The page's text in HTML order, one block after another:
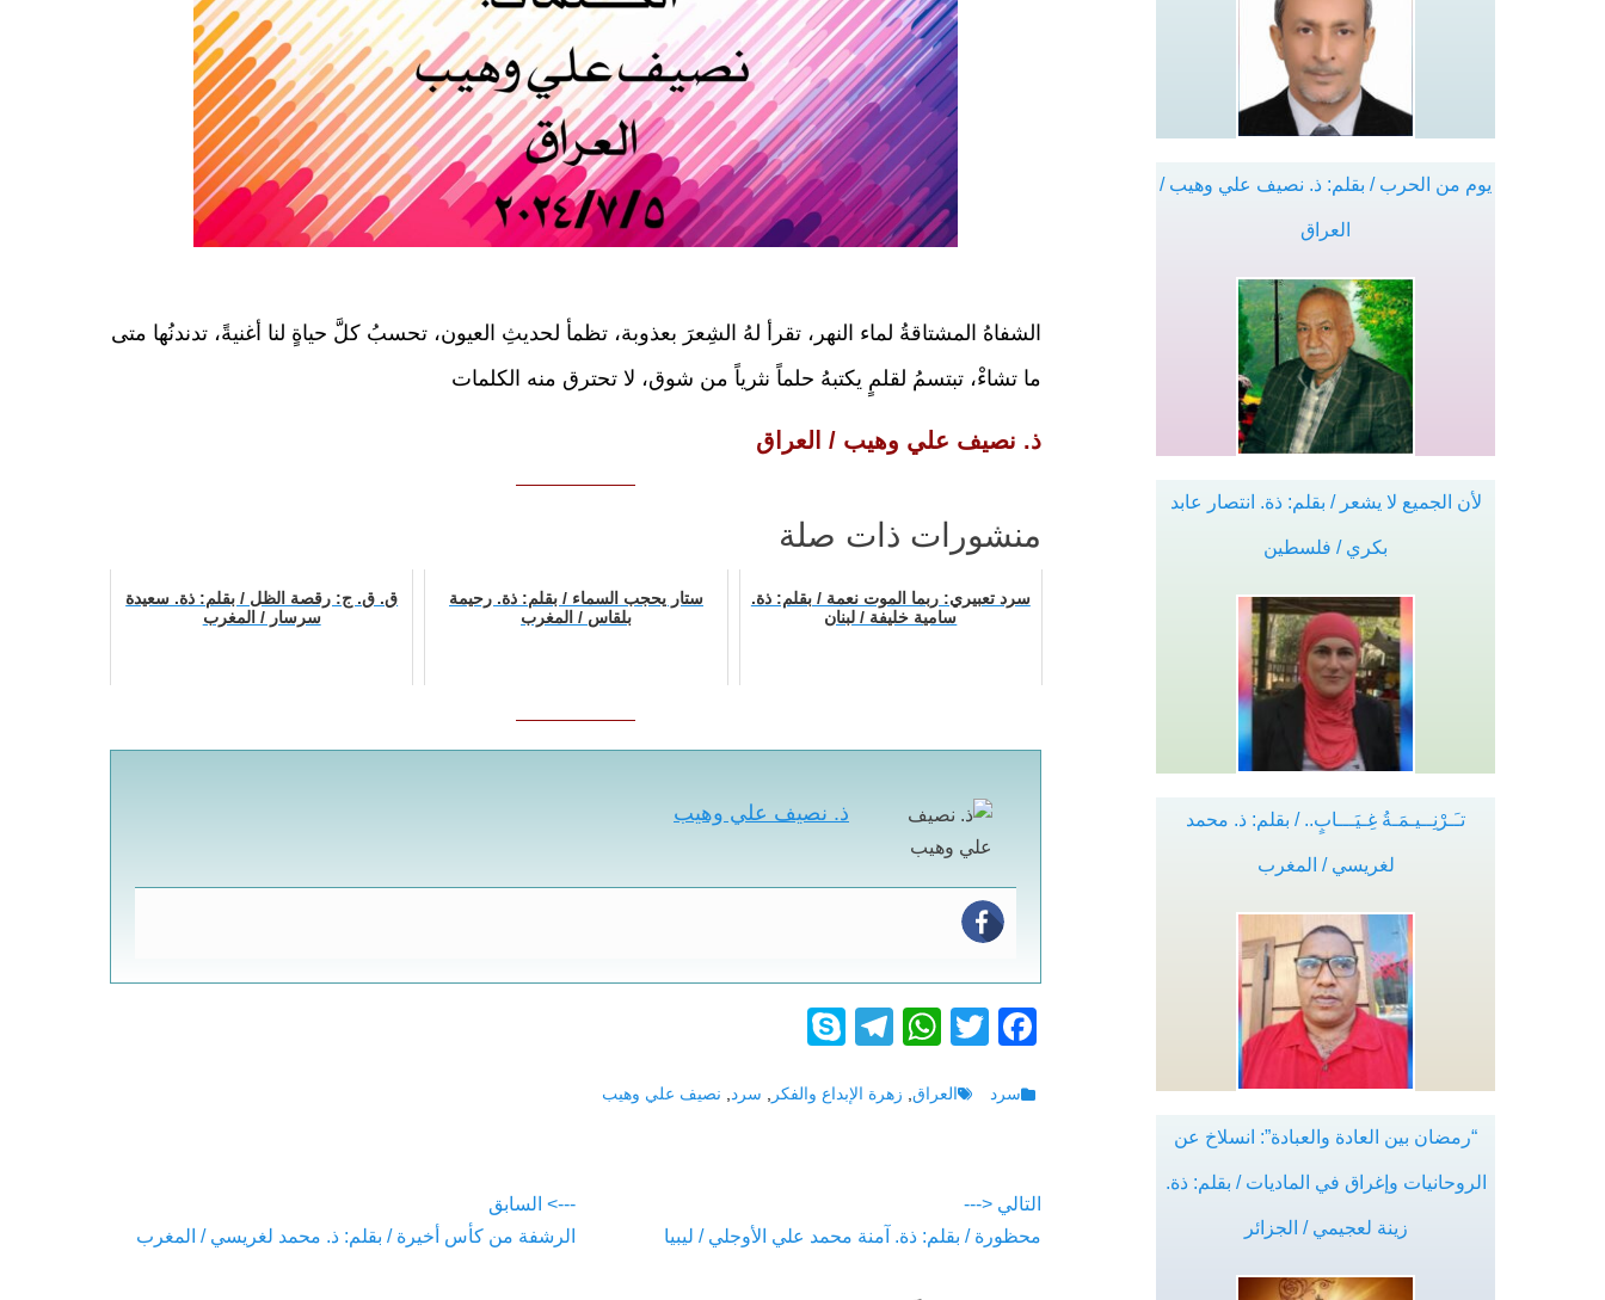
الشفاهُ المشتاقةُ لماء النهر، تقرأ لهُ الشِعرَ بعذوبة، تظمأ لحديثِ العيون، تحسبُ كلَّ حياةٍ لنا أغنيةً، تدندنُها متى
ما تشاءْ، تبتسمُ لقلمٍ يكتبهُ حلماً نثرياً من شوق، لا تحترق منه الكلمات
ذ. نصيف علي وهيب / العراق
منشورات ذات صلة
سرد تعبيري: ربما الموت نعمة / بقلم: ذة.
سامية خليفة / لبنان
ستار يحجب السماء / بقلم: ذة. رحيمة
بلقاس / المغرب
ق. ق. ج: رقصة الظل / بقلم: ذة. سعيدة
سرسار / المغرب
ذ. نصيف علي وهيب
F
c
o
o
T
tt
W
at
p
p
T
e
p
Categories
سرد Tagsالعراق زهرة الإبداع والفكر سرد نصيف علي وهيب
تصفّح
المقالات
---> السابق
Previous
الرشفة من كأس أخيرة / بقلم: ذ. محمد لغريسي / المغرب
التالي <---
Next
محظورة / بقلم: ذة. آمنة محمد علي الأوجلي / ليبيا
يوم من الحرب / بقلم: ذ. نصيف علي وهيب /
العراق
لأن الجميع لا يشعر / بقلم: ذة. انتصار عابد
بكري / فلسطين
تـَـرْنِــيـمَـةُ غِـيَـــابٍ.. / بقلم: ذ. محمد
لغريسي / المغرب
“رمضان بين العادة والعبادة”: انسلاخ عن
الروحانيات وإغراق في الماديات / بقلم: ذة.
زينة لعجيمي / الجزائر